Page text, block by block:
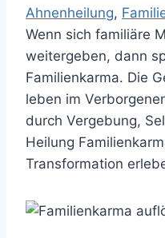
Ahnenheilung,
Wenn sich familiäre
weitergeben, dann
Familienkarma. Die
leben im
durch Vergebung,
Heilung
Transformation